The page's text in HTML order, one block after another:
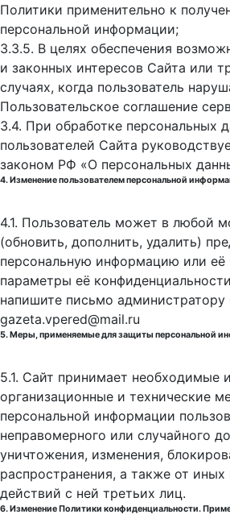
Политики применительно к
персональной информации;
3.3.5. В целях обеспечения
и законных интересов Сайта или
случаях, когда пользователь
Пользовательское соглашение
3.4. При обработке персональных
пользователей Сайта
законом РФ «О персональных
4. Изменение пользователем персональной
4.1. Пользователь может в любой
(обновить, дополнить, удалить)
персональную информацию или её
параметры её
напишите письмо администратору
gazeta.vpered@mail.ru
5. Меры, применяемые для защиты персональной
5.1. Сайт принимает необходимые
организационные и технические
персональной информации
неправомерного или случайного
уничтожения, изменения,
распространения, а также от
действий с ней третьих лиц.
6. Изменение Политики конфиденциальности.